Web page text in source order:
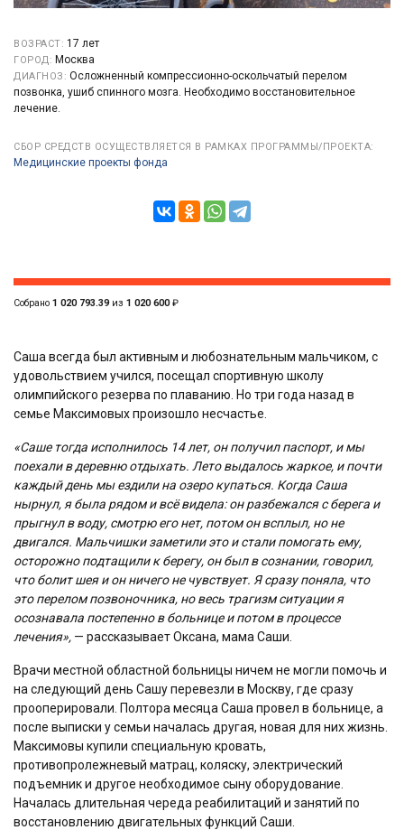
ВОЗРАСТ: 17 лет
ГОРОД: Москва
ДИАГНОЗ: Осложненный компрессионно-оскольчатый перелом
позвонка, ушиб спинного мозга. Необходимо восстановительное
лечение.
СБОР СРЕДСТВ ОСУЩЕСТВЛЯЕТСЯ В РАМКАХ ПРОГРАММЫ/ПРОЕКТА:
Медицинские проекты фонда
Собрано 1 020 793.39из 1 020 600₽
Саша всегда был активным и любознательным мальчиком, с
удовольствием учился, посещал спортивную школу
олимпийского резерва по плаванию. Но три года назад в
семье Максимовых произошло несчастье.
«Саше тогда исполнилось 14 лет, он получил паспорт, и мы
поехали в деревню отдыхать. Лето выдалось жаркое, и почти
каждый день мы ездили на озеро купаться. Когда Саша
нырнул, я была рядом и всё видела: он разбежался с берега и
прыгнул в воду, смотрю его нет, потом он всплыл, но не
двигался. Мальчишки заметили это и стали помогать ему,
осторожно подтащили к берегу, он был в сознании, говорил,
что болит шея и он ничего не чувствует. Я сразу поняла, что
это перелом позвоночника, но весь трагизм ситуации я
осознавала постепенно в больнице и потом в процессе
лечения», — рассказывает Оксана, мама Саши.
Врачи местной областной больницы ничем не могли помочь и
на следующий день Сашу перевезли в Москву, где сразу
прооперировали. Полтора месяца Саша провел в больнице, а
после выписки у семьи началась другая, новая для них жизнь.
Максимовы купили специальную кровать,
противопролежневый матрац, коляску, электрический
подъемник и другое необходимое сыну оборудование.
Началась длительная череда реабилитаций и занятий по
восстановлению двигательных функций Саши.